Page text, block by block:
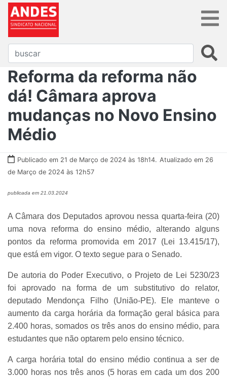
Reforma da reforma não
dá! Câmara aprova
mudanças no Novo Ensino
Médio
Publicado em 21 de Março de 2024 às 18h14. Atualizado em 26
de Março de 2024 às 12h57
publicada em 21.03.2024
A Câmara dos Deputados aprovou nessa quarta-feira (20)
uma nova reforma do ensino médio, alterando alguns
pontos da reforma promovida em 2017 (Lei 13.415/17),
que está em vigor. O texto segue para o Senado.
De autoria do Poder Executivo, o Projeto de Lei 5230/23
foi aprovado na forma de um substitutivo do relator,
deputado Mendonça Filho (União-PE). Ele manteve o
aumento da carga horária da formação geral básica para
2.400 horas, somados os três anos do ensino médio, para
estudantes que não optarem pelo ensino técnico.
A carga horária total do ensino médio continua a ser de
3.000 horas nos três anos (5 horas em cada um dos 200